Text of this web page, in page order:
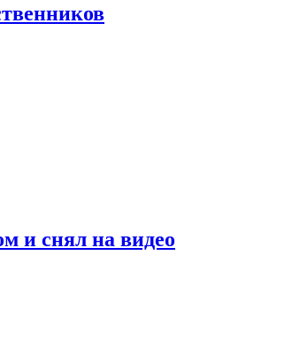
и снял на видео